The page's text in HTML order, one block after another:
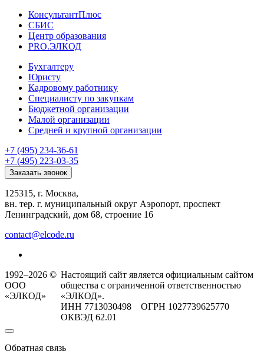
КонсультантПлюс
СБИС
Центр образования
PRO.ЭЛКОД
Бухгалтеру
Юристу
Кадровому работнику
Специалисту по закупкам
Бюджетной организации
Малой организации
Средней и крупной организации
+7 (495) 234-36-61
+7 (495) 223-03-35
Заказать звонок
125315, г. Москва,
вн. тер. г. муниципальный округ Аэропорт, проспект
Ленинградский, дом 68, строение 16
contact@elcode.ru
1992–2026 ©
ООО
«ЭЛКОД»
Настоящий сайт является официальным сайтом
общества с ограниченной ответственностью
«ЭЛКОД».
ИНН 7713030498 ОГРН 1027739625770
ОКВЭД 62.01
Обратная связь